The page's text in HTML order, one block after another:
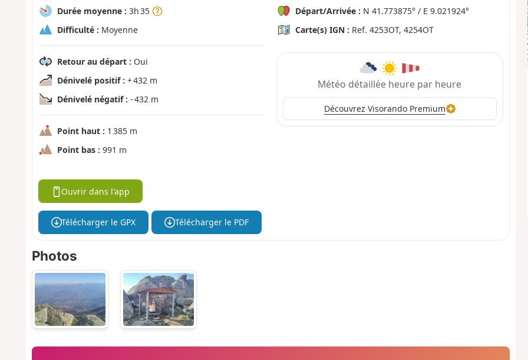
Durée moyenne : 3h 35
Difficulté : Moyenne
Retour au départ : Oui
Dénivelé positif : + 432 m
Dénivelé négatif : - 432 m
Point haut : 1 385 m
Point bas : 991 m
Départ/Arrivée : N 41.773875° / E 9.021924°
Carte(s) IGN : Ref. 4253OT, 4254OT
Météo détaillée heure par heure
Découvrez Visorando Premium
Ouvrir dans l'app
Télécharger le GPX Télécharger le PDF
Photos